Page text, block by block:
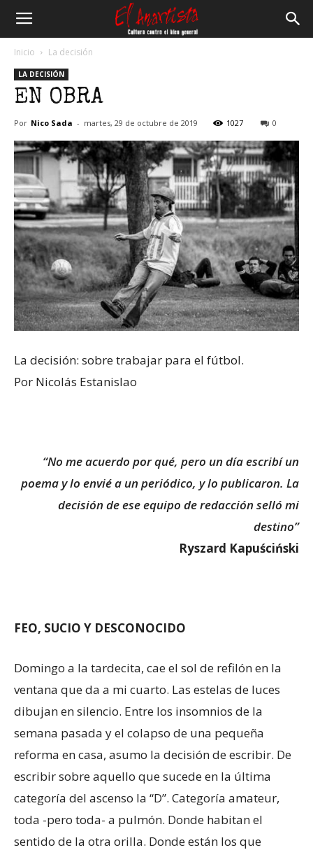
Anartista
Inicio La decisión
LA DECISIÓN
EN OBRA
Por Nico Sada - martes, 29 de octubre de 2019 1027 0
La decisión: sobre trabajar para el fútbol.
Por Nicolás Estanislao
“No me acuerdo por qué, pero un día escribí un
poema y lo envié a un periódico, y lo publicaron. La
decisión de ese equipo de redacción selló mi
destino”
Ryszard Kapuściński
FEO, SUCIO Y DESCONOCIDO
Domingo a la tardecita, cae el sol de refilón en la
ventana que da a mi cuarto. Las estelas de luces
dibujan en silencio. Entre los insomnios de la
semana pasada y el colapso de una pequeña
reforma en casa, asumo la decisión de escribir. De
escribir sobre aquello que sucede en la última
categoría del ascenso la “D”. Categoría amateur,
toda -pero toda- a pulmón. Donde habitan el
sentido de la otra orilla. Donde están los que